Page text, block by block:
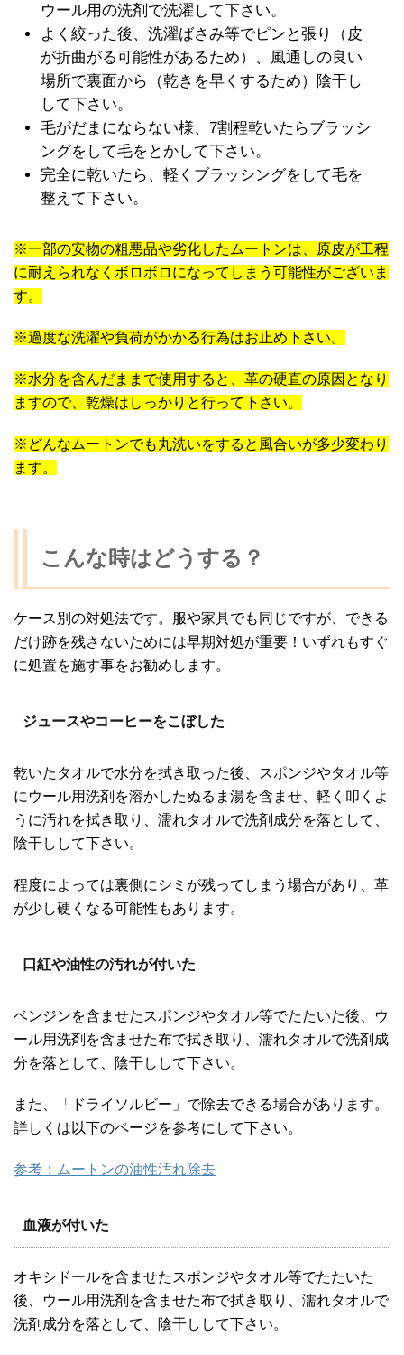
ウール用の洗剤で洗濯して下さい。
よく絞った後、洗濯ばさみ等でピンと張り（皮
が折曲がる可能性があるため）、風通しの良い
場所で裏面から（乾きを早くするため）陰干し
して下さい。
毛がだまにならない様、7割程乾いたらブラッシ
ングをして毛をとかして下さい。
完全に乾いたら、軽くブラッシングをして毛を
整えて下さい。
※一部の安物の粗悪品や劣化したムートンは、原皮が工程
に耐えられなくボロボロになってしまう可能性がございま
す。
※過度な洗濯や負荷がかかる行為はお止め下さい。
※水分を含んだままで使用すると、革の硬直の原因となり
ますので、乾燥はしっかりと行って下さい。
※どんなムートンでも丸洗いをすると風合いが多少変わり
ます。
こんな時はどうする？
ケース別の対処法です。服や家具でも同じですが、できる
だけ跡を残さないためには早期対処が重要！いずれもすぐ
に処置を施す事をお勧めします。
ジュースやコーヒーをこぼした
乾いたタオルで水分を拭き取った後、スポンジやタオル等
にウール用洗剤を溶かしたぬるま湯を含ませ、軽く叩くよ
うに汚れを拭き取り、濡れタオルで洗剤成分を落として、
陰干しして下さい。
程度によっては裏側にシミが残ってしまう場合があり、革
が少し硬くなる可能性もあります。
口紅や油性の汚れが付いた
ベンジンを含ませたスポンジやタオル等でたたいた後、ウ
ール用洗剤を含ませた布で拭き取り、濡れタオルで洗剤成
分を落として、陰干しして下さい。
また、「ドライソルビー」で除去できる場合があります。
詳しくは以下のページを参考にして下さい。
参考：ムートンの油性汚れ除去
血液が付いた
オキシドールを含ませたスポンジやタオル等でたたいた
後、ウール用洗剤を含ませた布で拭き取り、濡れタオルで
洗剤成分を落として、陰干しして下さい。